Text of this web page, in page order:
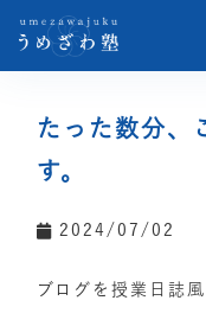
たった数分、
す。
2024/07/02
ブログを授業日誌